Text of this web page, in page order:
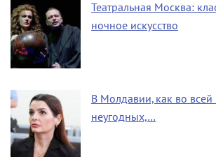
Театральная Москва:
ночное искусство
В Молдавии, как во
неугодных,…